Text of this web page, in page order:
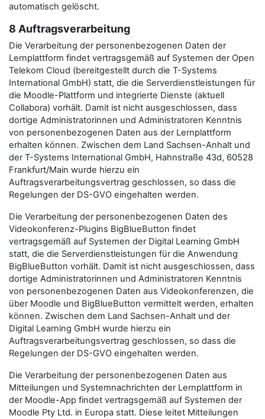
automatisch gelöscht.
8 Auftragsverarbeitung
Die Verarbeitung der personenbezogenen Daten der
Lernplattform findet vertragsgemäß auf Systemen der Open
Telekom Cloud (bereitgestellt durch die T-Systems
International GmbH) statt, die die Serverdienstleistungen für
die Moodle-Plattform und integrierte Dienste (aktuell
Collabora) vorhält. Damit ist nicht ausgeschlossen, dass
dortige Administratorinnen und Administratoren Kenntnis
von personenbezogenen Daten aus der Lernplattform
erhalten können. Zwischen dem Land Sachsen-Anhalt und
der T-Systems International GmbH, Hahnstraße 43d, 60528
Frankfurt/Main wurde hierzu ein
Auftragsverarbeitungsvertrag geschlossen, so dass die
Regelungen der DS-GVO eingehalten werden.
Die Verarbeitung der personenbezogenen Daten des
Videokonferenz-Plugins BigBlueButton findet
vertragsgemäß auf Systemen der Digital Learning GmbH
statt, die die Serverdienstleistungen für die Anwendung
BigBlueButton vorhält. Damit ist nicht ausgeschlossen, dass
dortige Administratorinnen und Administratoren Kenntnis
von personenbezogenen Daten aus Videokonferenzen, die
über Moodle und BigBlueButton vermittelt werden, erhalten
können. Zwischen dem Land Sachsen-Anhalt und der
Digital Learning GmbH wurde hierzu ein
Auftragsverarbeitungsvertrag geschlossen, so dass die
Regelungen der DS-GVO eingehalten werden.
Die Verarbeitung der personenbezogenen Daten aus
Mitteilungen und Systemnachrichten der Lernplattform in
der Moodle-App findet vertragsgemäß auf Systemen der
Moodle Pty Ltd. in Europa statt. Diese leitet Mitteilungen